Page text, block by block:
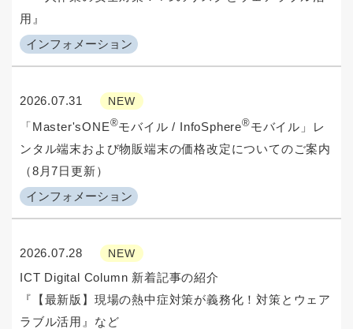
インフォメーション
用』
2026.07.31 NEW
インフォメーション
「Master'sONE®モバイル / InfoSphere®モバイル」レ
ンタル端末および物販端末の価格改定についてのご案内
（8月7日更新）
2026.07.28 NEW
ICT Digital Column 新着記事の紹介
『【最新版】現場の熱中症対策が義務化！対策とウェア
ラブル活用』など